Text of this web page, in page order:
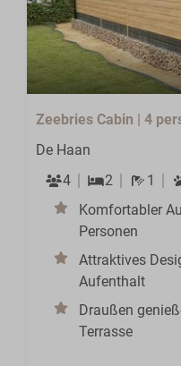
Zeebries Cabin | 4
De Haan
4
2 1
Komfortabler
Personen
Attraktives
Aufenthalt
Draußen
Terrasse